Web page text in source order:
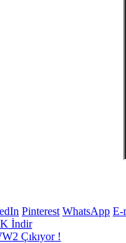
Pinterest WhatsApp E-
İndir
Çıkıyor !